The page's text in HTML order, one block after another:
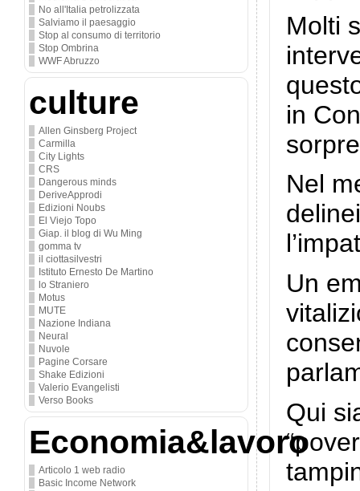
No all'Italia petrolizzata
Salviamo il paesaggio
Stop al consumo di territorio
Stop Ombrina
WWF Abruzzo
culture
Allen Ginsberg Project
Carmilla
City Lights
CRS
Dangerous minds
DeriveApprodi
Edizioni Noubs
El Viejo Topo
Giap. il blog di Wu Ming
gomma tv
il ciottasilvestri
Istituto Ernesto De Martino
lo Straniero
Motus
MUTE
Nazione Indiana
Neural
Nuvole
Pagine Corsare
Shake Edizioni
Valerio Evangelisti
Verso Books
Economia&lavoro
Articolo 1 web radio
Basic Income Network
Molti
in
Nel
Un
Qui